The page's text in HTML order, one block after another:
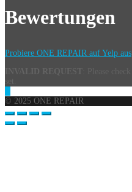
Bewertungen
Probiere ONE REPAIR auf Yelp aus
INVALID REQUEST
© 2025 ONE REPAIR